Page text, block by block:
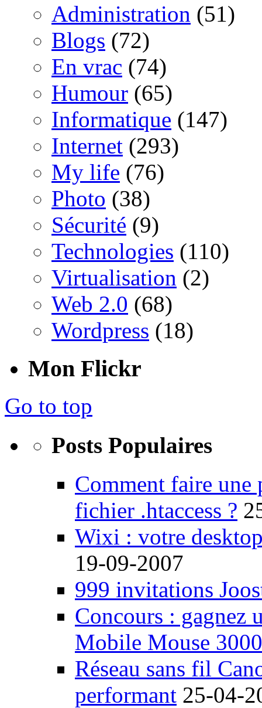
Administration (51)
Blogs (72)
En vrac (74)
Humour (65)
Informatique (147)
Internet (293)
My life (76)
Photo (38)
Sécurité (9)
Technologies (110)
Virtualisation (2)
Web 2.0 (68)
Wordpress (18)
Mon Flickr
Go to top
Posts Populaires
Comment faire une
fichier .htaccess ?
Wixi : votre
19-09-2007
999 invitations
Concours : gagnez
Mobile Mouse 3000
Réseau sans fil
performant 25-04-